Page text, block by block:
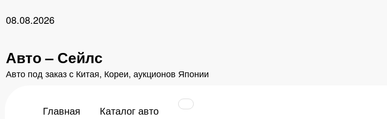
08.08.2026
Авто – Сейлс
Авто под заказ с Китая, Кореи, аукционов Японии
Главная Каталог авто
Угон машины: статистика краж авто из Азии и методы